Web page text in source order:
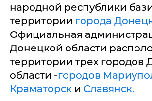
народной республики
территории города
Официальная
Донецкой области
территории трех городов
области -городов
Краматорск и Славянск.